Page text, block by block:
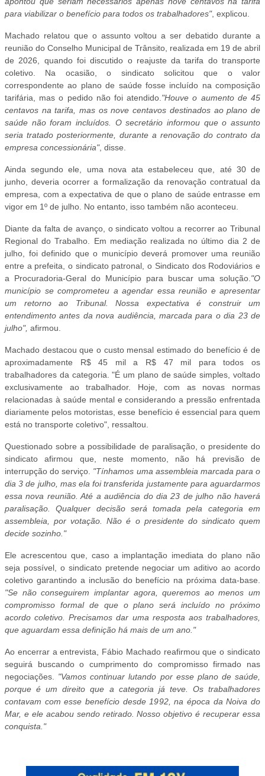
para viabilizar o benefício para todos os trabalhadores", explicou.
Machado relatou que o assunto voltou a ser debatido durante a
reunião do Conselho Municipal de Trânsito, realizada em 19 de abril
de 2026, quando foi discutido o reajuste da tarifa do transporte
coletivo. Na ocasião, o sindicato solicitou que o valor
correspondente ao plano de saúde fosse incluído na composição
tarifária, mas o pedido não foi atendido. "Houve o aumento de 45
centavos na tarifa, mas os nove centavos destinados ao plano de
saúde não foram incluídos. O secretário informou que o assunto
seria tratado posteriormente, durante a renovação do contrato da
empresa concessionária", disse.
Ainda segundo ele, uma nova ata estabeleceu que, até 30 de
junho, deveria ocorrer a formalização da renovação contratual da
empresa, com a expectativa de que o plano de saúde entrasse em
vigor em 1º de julho. No entanto, isso também não aconteceu.
Diante da falta de avanço, o sindicato voltou a recorrer ao Tribunal
Regional do Trabalho. Em mediação realizada no último dia 2 de
julho, foi definido que o município deverá promover uma reunião
entre a prefeita, o sindicato patronal, o Sindicato dos Rodoviários e
a Procuradoria-Geral do Município para buscar uma solução. "O
município se comprometeu a agendar essa reunião e apresentar
um retorno ao Tribunal. Nossa expectativa é construir um
entendimento antes da nova audiência, marcada para o dia 23 de
julho", afirmou.
Machado destacou que o custo mensal estimado do benefício é de
aproximadamente R$ 45 mil a R$ 47 mil para todos os
trabalhadores da categoria. "É um plano de saúde simples, voltado
exclusivamente ao trabalhador. Hoje, com as novas normas
relacionadas à saúde mental e considerando a pressão enfrentada
diariamente pelos motoristas, esse benefício é essencial para quem
está no transporte coletivo", ressaltou.
Questionado sobre a possibilidade de paralisação, o presidente do
sindicato afirmou que, neste momento, não há previsão de
interrupção do serviço. "Tínhamos uma assembleia marcada para o
dia 3 de julho, mas ela foi transferida justamente para aguardarmos
essa nova reunião. Até a audiência do dia 23 de julho não haverá
paralisação. Qualquer decisão será tomada pela categoria em
assembleia, por votação. Não é o presidente do sindicato quem
decide sozinho."
Ele acrescentou que, caso a implantação imediata do plano não
seja possível, o sindicato pretende negociar um aditivo ao acordo
coletivo garantindo a inclusão do benefício na próxima data-base.
"Se não conseguirem implantar agora, queremos ao menos um
compromisso formal de que o plano será incluído no próximo
acordo coletivo. Precisamos dar uma resposta aos trabalhadores,
que aguardam essa definição há mais de um ano."
Ao encerrar a entrevista, Fábio Machado reafirmou que o sindicato
seguirá buscando o cumprimento do compromisso firmado nas
negociações. "Vamos continuar lutando por esse plano de saúde,
porque é um direito que a categoria já teve. Os trabalhadores
contavam com esse benefício desde 1992, na época da Noiva do
Mar, e ele acabou sendo retirado. Nosso objetivo é recuperar essa
conquista."